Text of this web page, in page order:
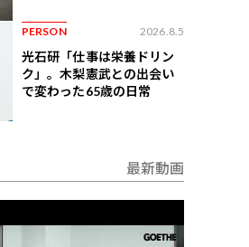
PERSON 2026.8.5
光石研「仕事は栄養ドリン
ク」。木梨憲武との出会い
で変わった65歳の日常
最新動画